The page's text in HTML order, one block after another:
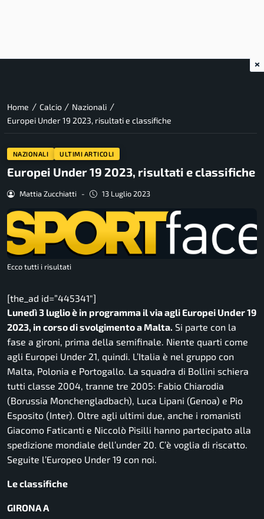
Home / Calcio / Nazionali /
Europei Under 19 2023, risultati e classifiche
NAZIONALI ULTIMI ARTICOLI
Europei Under 19 2023, risultati e classifiche
Mattia Zucchiatti - 13 Luglio 2023
Ecco tutti i risultati
[the_ad id=”445341″]
Lunedì 3 luglio è in programma il via agli Europei Under 19
2023, in corso di svolgimento a Malta. Si parte con la
fase a gironi, prima della semifinale. Niente quarti come
agli Europei Under 21, quindi. L’Italia è nel gruppo con
Malta, Polonia e Portogallo. La squadra di Bollini schiera
tutti classe 2004, tranne tre 2005: Fabio Chiarodia
(Borussia Monchengladbach), Luca Lipani (Genoa) e Pio
Esposito (Inter). Oltre agli ultimi due, anche i romanisti
Giacomo Faticanti e Niccolò Pisilli hanno partecipato alla
spedizione mondiale dell’under 20. C’è voglia di riscatto.
Seguite l’Europeo Under 19 con noi.
Le classifiche
GIRONA A
×